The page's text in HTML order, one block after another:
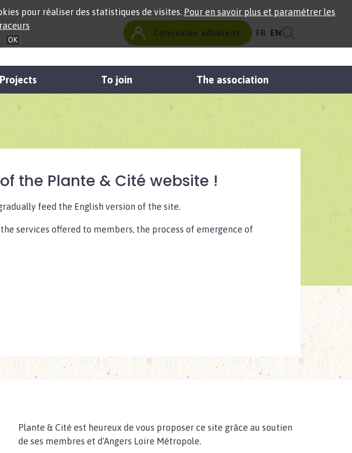
pour réaliser des statistiques de visites. Pour en savoir plus et paramétrer les
OK
Connexion adhérent FR EN
Projects To join The association
the Plante & Cité website !
feed the English version of the site.
services offered to members, the process of emergence of
Plante & Cité est heureux de vous proposer ce site grâce au soutien
de ses membres et d'Angers Loire Métropole.